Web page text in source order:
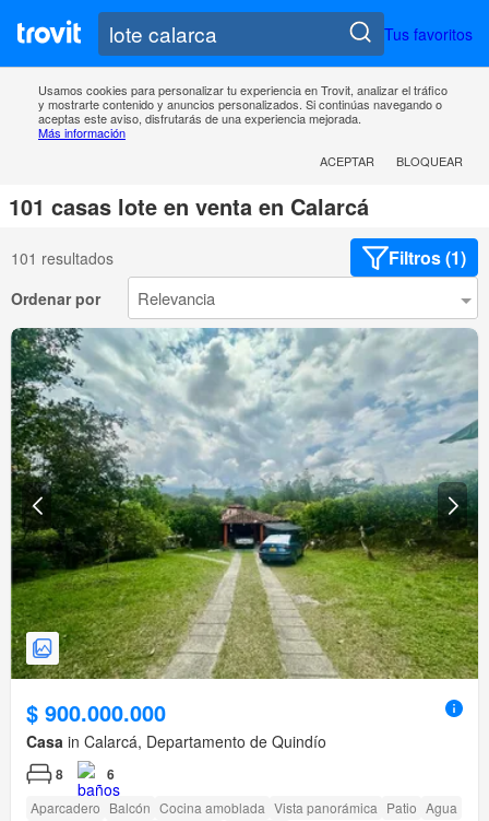
Tus favoritos
Usamos cookies para personalizar tu experiencia en Trovit, analizar el tráfico
y mostrarte contenido y anuncios personalizados. Si continúas navegando o
aceptas este aviso, disfrutarás de una experiencia mejorada.
Más información
ACEPTAR
BLOQUEAR
101 casas lote en venta en Calarcá
101 resultados Filtros (1)
Ordenar por
$ 900.000.000
Casa in Calarcá, Departamento de Quindío
8 6
Aparcadero Balcón Cocina amoblada Vista panorámica Patio Agua